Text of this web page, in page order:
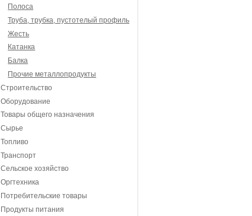
Полоса
Труба, трубка, пустотелый профиль
Жесть
Катанка
Балка
Прочие металлопродукты
Строительство
Оборудование
Товары общего назначения
Сырье
Топливо
Транспорт
Сельское хозяйство
Оргтехника
Потребительские товары
Продукты питания